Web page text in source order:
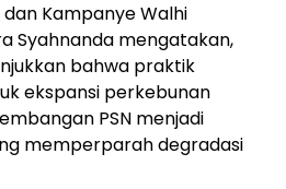
dan Kampanye Walhi
Syahnanda mengatakan,
bahwa praktik
ekspansi perkebunan
PSN menjadi
memperparah degradasi